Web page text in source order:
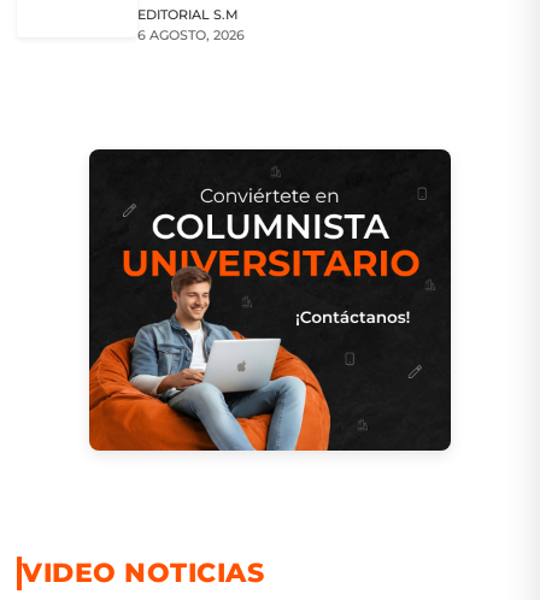
EDITORIAL S.M
6 AGOSTO, 2026
VIDEO NOTICIAS